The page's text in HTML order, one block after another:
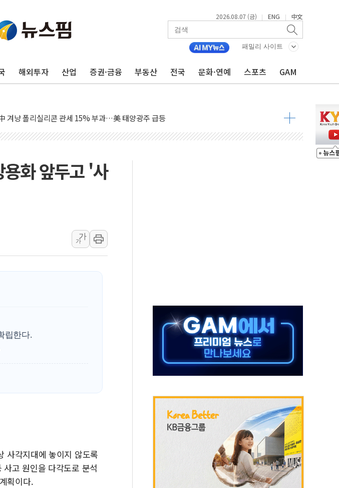
2026.08.07 (금) | ENG | 中文
패밀리 사이트
해외투자 산업 증권·금융 부동산 전국 문화·연예 스포츠 GAM
DPAA와 MOU… "6·25 미군 실종자 7359명 끝까지 찾겠다"
금리 내려야"…파월 때와 달리 워시엔 톤 낮춰
양광, 대한민국 다음 100년 밑거름…수도권 집중 완화 전환점"
, '6시간 마라톤 부동산 2차 회의' 주재… "전폭적 공급 확대·속도전 총력"
만과 에르도안의 만남
"이란 최고지도자 위독…곧 사망해도 놀랍지 않아"
] 중동 불안 속 유가 상승에 소폭 하락...금융주 낙폭 커
스 청년주택' SNS 글 역풍에 "정부정책 아냐" 해명
·그린벨트로 또 충돌…반복되는 국토부-서울시 '정책 엇박자'
투데이] 특공 전략도 '극과 극'…생애최초만 경쟁 치열
, 예멘 정부군과 사우디 동시 공격… 위기 고조되는 또 다른 중동 화약고
화 앞두고 '사
가
가
립한다.
사각지대에 놓이지 않도록
고 원인을 다각도로 분석
획이다.